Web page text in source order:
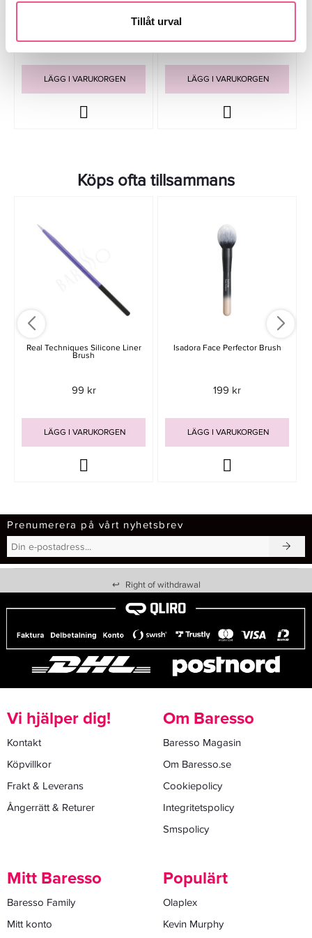
Tillåt urval
LÄGG I VARUKORGEN LÄGG I VARUKORGEN
Köps ofta tillsammans
Real Techniques Silicone Liner
Brush
99 kr
LÄGG I VARUKORGEN
Isadora Face Perfector Brush
199 kr
LÄGG I VARUKORGEN
Prenumerera på vårt nyhetsbrev
↩ Right of withdrawal
Vi hjälper dig!
Kontakt
Köpvillkor
Frakt & Leverans
Ångerrätt & Returer
Om Baresso
Baresso Magasin
Om Baresso.se
Cookiepolicy
Integritetspolicy
Smspolicy
Mitt Baresso
Baresso Family
Mitt konto
Populärt
Olaplex
Kevin Murphy